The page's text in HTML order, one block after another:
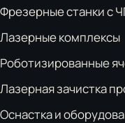
Фрезерные станки с
Лазерные комплексы
Роботизированные
Лазерная зачистка
Оснастка и